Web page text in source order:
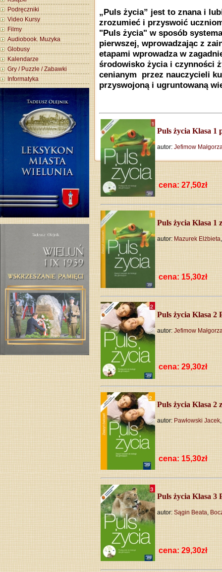
Podręczniki
Video Kursy
Filmy
Audiobook. Muzyka
Globusy
Kalendarze
Gry / Puzzle / Zabawki
Informatyka
„Puls życia” jest to znana i
zrozumieć i przyswoić
"Puls życia" w sposób
pierwszej, wprowadzając z
etapami wprowadza w
środowisko życia i czynności
cenianym przez nauczycieli
przyswojoną i ugruntowaną
Puls życia Klasa 1
autor: Jefimow
cena:
Puls życia Klasa 1
autor: Mazurek Elżbieta
cena:
Puls życia Klasa 2
autor: Jefimow
cena:
Puls życia Klasa 2
autor: Pawłowski Jacek
cena:
Puls życia Klasa 3
autor: Sągin Beata,
cena: